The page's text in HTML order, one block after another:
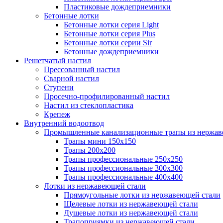
Пластиковые дождеприемники
Бетонные лотки
Бетонные лотки серия Light
Бетонные лотки серия Plus
Бетонные лотки серии Sir
Бетонные дождеприемники
Решетчатый настил
Прессованный настил
Сварной настил
Ступени
Просечно-профилированный настил
Настил из стеклопластика
Крепеж
Внутренний водоотвод
Промышленные канализационные трапы из
Трапы мини 150х150
Трапы 200х200
Трапы профессиональные 250х250
Трапы профессиональные 300х300
Трапы профессиональные 400х400
Лотки из нержавеющей стали
Прямоугольные лотки из нержавеющей стали
Щелевые лотки из нержавеющей стали
Душевые лотки из нержавеющей стали